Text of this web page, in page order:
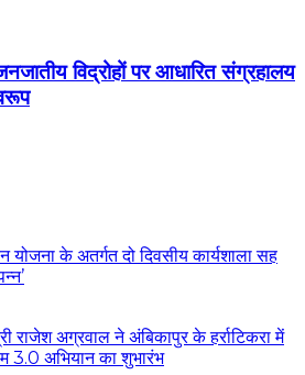
विद्रोहों पर आधारित संग्रहालय
योजना के अतर्गत दो दिवसीय कार्यशाला सह
राजेश अग्रवाल ने अंबिकापुर के हर्राटिकरा में
3.0 अभियान का शुभारंभ